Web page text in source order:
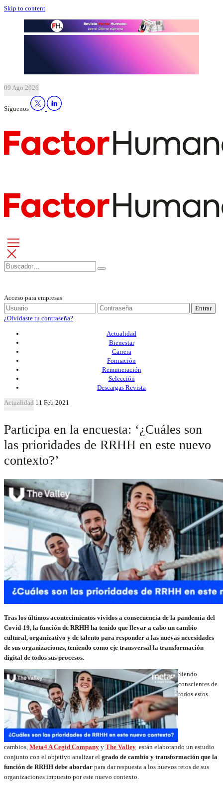
Skip to content
09 Ago 2026
Síguenos
Acceso para empresas
Entrar
¿Olvidaste tu contraseña?
Actualidad
Bienestar
Carrera
Formación
Remuneración
Selección
Descargas Revista
Actualidad 11 Feb 2021
Participa en la encuesta: ‘¿Cuáles son
las prioridades de RRHH en este nuevo
contexto?’
Tras los últimos acontecimientos vividos a consecuencia de la pandemia del
Covid-19, la función de RRHH ha tenido que llevar a cabo un cambio
cultural, organizativo y de talento para responder a las nuevas necesidades
de sus organizaciones, teniendo como eje transversal la transformación
digital de todos sus procesos.
Siendo
conscientes de
todos estos
cambios, Meta4 A Cegid Company y The Valley están elaborando un estudio
conjunto con el objetivo analizar el grado de cambio y transformación que la
función de RRHH debe abordar para dar respuesta a los nuevos retos de sus
organizaciones impuesto por este nuevo contexto.